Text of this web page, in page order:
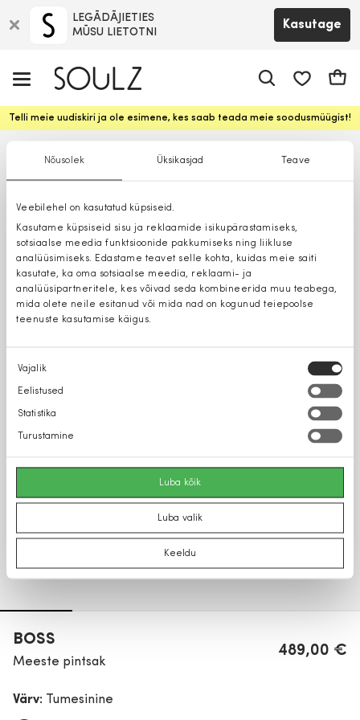
Nõusolek Üksikasjad Teave
Veebilehel on kasutatud küpsiseid.
Kasutame küpsiseid sisu ja reklaamide isikupärastamiseks,
sotsiaalse meedia funktsioonide pakkumiseks ning liikluse
analüüsimiseks. Edastame teavet selle kohta, kuidas meie saiti
kasutate, ka oma sotsiaalse meedia, reklaami- ja
analüüsipartneritele, kes võivad seda kombineerida muu teabega,
mida olete neile esitanud või mida nad on kogunud teiepoolse
teenuste kasutamise käigus.
Nõusoleku
valik
Vajalik
Eelistused
Statistika
Turustamine
Luba kõik
Luba valik
Keeldu
LEGĀDĀJIETIES
MŪSU LIETOTNI
Kasutage
Telli meie uudiskiri ja ole esimene, kes saab teada meie soodusmüügist!
BOSS
Meeste pintsak
489,00 €
Värv: Tumesinine